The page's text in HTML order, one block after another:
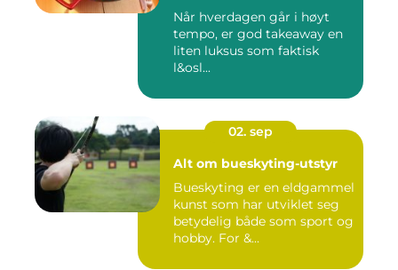
Når hverdagen går i høyt
tempo, er god takeaway en
liten luksus som faktisk
l&osl...
02. sep
Alt om bueskyting-utstyr
Bueskyting er en eldgammel
kunst som har utviklet seg
betydelig både som sport og
hobby. For &...